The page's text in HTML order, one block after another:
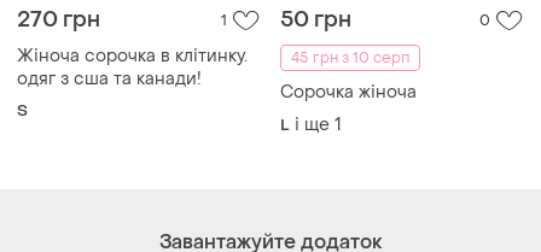
270 грн 1
Жіноча сорочка в клітинку.
одяг з сша та канади!
S
50 грн
0
45 грн з 10 серп
Сорочка жіноча
L і ще 1
Завантажуйте додаток